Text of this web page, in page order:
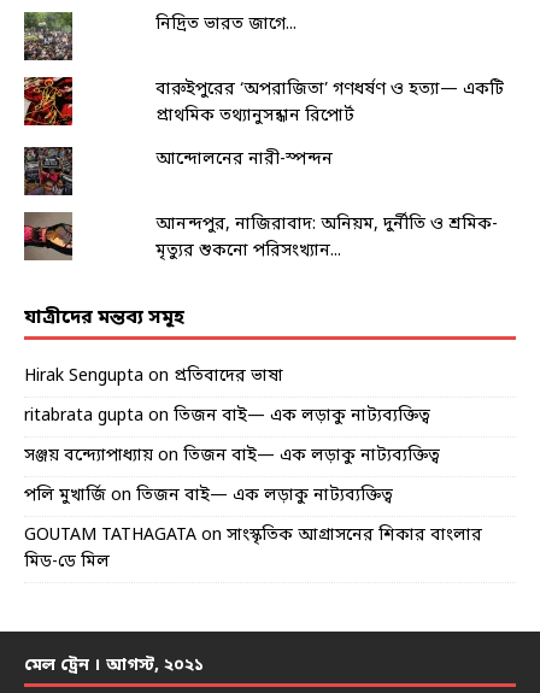
নিদ্রিত ভারত জাগে...
বারুইপুরের ‘অপরাজিতা’ গণধর্ষণ ও হত্যা— একটি
প্রাথমিক তথ্যানুসন্ধান রিপোর্ট
আন্দোলনের নারী-স্পন্দন
আনন্দপুর, নাজিরাবাদ: অনিয়ম, দুর্নীতি ও শ্রমিক-
মৃত্যুর শুকনো পরিসংখ্যান...
যাত্রীদের মন্তব্য সমূহ
Hirak Sengupta on প্রতিবাদের ভাষা
ritabrata gupta on তিজন বাই— এক লড়াকু নাট্যব্যক্তিত্ব
সঞ্জয় বন্দ্যোপাধ্যায় on তিজন বাই— এক লড়াকু নাট্যব্যক্তিত্ব
পলি মুখার্জি on তিজন বাই— এক লড়াকু নাট্যব্যক্তিত্ব
GOUTAM TATHAGATA on সাংস্কৃতিক আগ্রাসনের শিকার বাংলার
মিড-ডে মিল
মেল ট্রেন । আগস্ট, ২০২১